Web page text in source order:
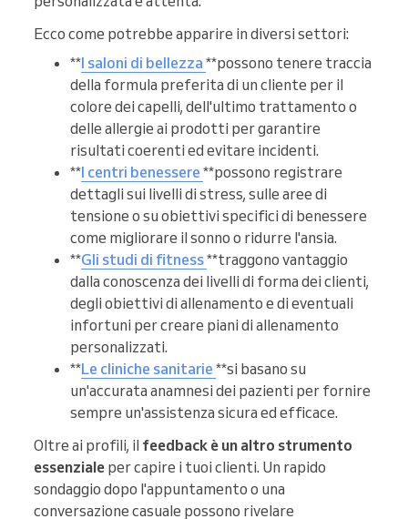
Ecco come potrebbe apparire in diversi settori:
**I saloni di bellezza **possono tenere traccia
della formula preferita di un cliente per il
colore dei capelli, dell'ultimo trattamento o
delle allergie ai prodotti per garantire
risultati coerenti ed evitare incidenti.
**I centri benessere **possono registrare
dettagli sui livelli di stress, sulle aree di
tensione o su obiettivi specifici di benessere
come migliorare il sonno o ridurre l'ansia.
**Gli studi di fitness**traggono vantaggio
dalla conoscenza dei livelli di forma dei clienti,
degli obiettivi di allenamento e di eventuali
infortuni per creare piani di allenamento
personalizzati.
**Le cliniche sanitarie **si basano su
un'accurata anamnesi dei pazienti per fornire
sempre un'assistenza sicura ed efficace.
Oltre ai profili, il feedback è un altro strumento
essenziale per capire i tuoi clienti. Un rapido
sondaggio dopo l'appuntamento o una
conversazione casuale possono rivelare